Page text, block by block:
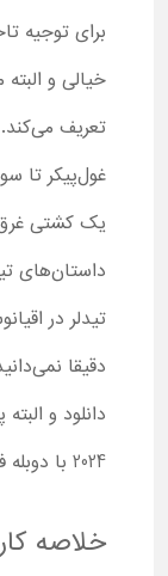
برای توجیه
خیالی و
تعریف
غول‌پیکر تا
یک کشتی
داستان‌های
تیدلر در
دقیقا
دانلود و
2024 با دوبله فارسی را همراه با بچه‌ها شروع کنید!
خلاصه